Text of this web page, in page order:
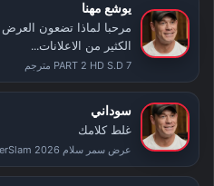
يوشع مهنا
الكثير من الاعلانات...
PART 2 HD S.D 7 مترجم
سوداني
غلط كلامك
عرض سمر سلام SummerSlam 2026 الليلة الأولى كامل مترجم